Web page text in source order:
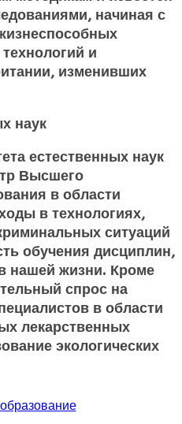
начиная с
и
изменивших
наук
естественных наук
Высшего
в области
в технологиях,
ситуаций
обучения дисциплин,
нашей жизни. Кроме
спрос на
в области
лекарственных
экологических